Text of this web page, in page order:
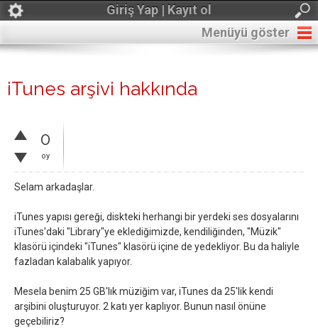
Giriş Yap | Kayıt ol
Menüyü göster
iTunes arşivi hakkında
0
oy
Selam arkadaşlar.
iTunes yapısı gereği, diskteki herhangi bir yerdeki ses dosyalarını
iTunes'daki "Library"ye eklediğimizde, kendiliğinden, "Müzik"
klasörü içindeki "iTunes" klasörü içine de yedekliyor. Bu da haliyle
fazladan kalabalık yapıyor.
Mesela benim 25 GB'lık müziğim var, iTunes da 25'lik kendi
arşibini oluşturuyor. 2 katı yer kaplıyor. Bunun nasıl önüne
geçebiliriz?